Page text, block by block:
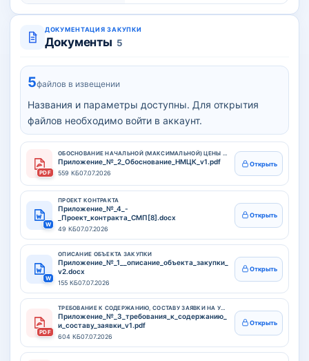
ДОКУМЕНТАЦИЯ ЗАКУПКИ
Документы 5
5файлов в извещении
Названия и параметры доступны. Для открытия
файлов необходимо войти в аккаунт.
PDF
ОБОСНОВАНИЕ НАЧАЛЬНОЙ (МАКСИМАЛЬНОЙ) ЦЕНЫ КОНТРАКТА
Приложение_№_2_Обоснование_НМЦК_v1.pdf
559 КБ07.07.2026
Открыть
W
ПРОЕКТ КОНТРАКТА
Приложение_№_4_-
_Проект_контракта_СМП[8].docx
49 КБ07.07.2026
Открыть
W
ОПИСАНИЕ ОБЪЕКТА ЗАКУПКИ
Приложение_№_1__описание_объекта_закупки_
v2.docx
155 КБ07.07.2026
Открыть
PDF
ТРЕБОВАНИЕ К СОДЕРЖАНИЮ, СОСТАВУ ЗАЯВКИ НА УЧАСТИЕ В ЗАКУПКЕ
Приложение_№_3_требования_к_содержанию_
и_составу_заявки_v1.pdf
604 КБ07.07.2026
Открыть